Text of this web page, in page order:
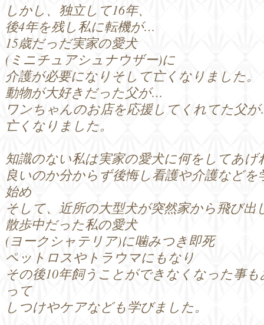
しかし、独立して16年、
後4年を残し私に転機が…
15歳だっだ実家の愛犬
(ミニチュアシュナウザー)に
介護が必要になりそして亡くなりました。
動物が大好きだった父が…
ワンちゃんのお店を応援してくれてた父
亡くなりました。
知識のない私は実家の愛犬に何をしてあげ
良いのか分からず後悔し看護や介護などを
始め
そして、近所の大型犬が突然家から飛び出
散歩中だった私の愛犬
(ヨークシャテリア)に噛みつき即死
ペットロスやトラウマにもなり
その後10年飼うことができなくなった事も
って
しつけやケアなども学びました。